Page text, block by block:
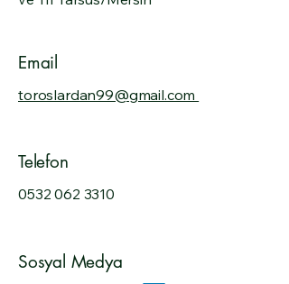
Email
toroslardan99@gmail.com
Telefon
0532 062 3310
Sosyal Medya